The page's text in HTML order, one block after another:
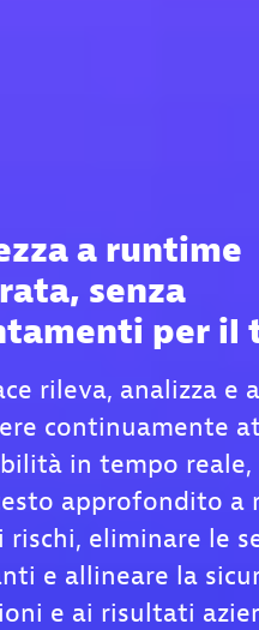
a runtime
senza
per il
rileva, analizza e
continuamente
in tempo
approfondito a
rischi, eliminare le
e allineare la
e ai risultati